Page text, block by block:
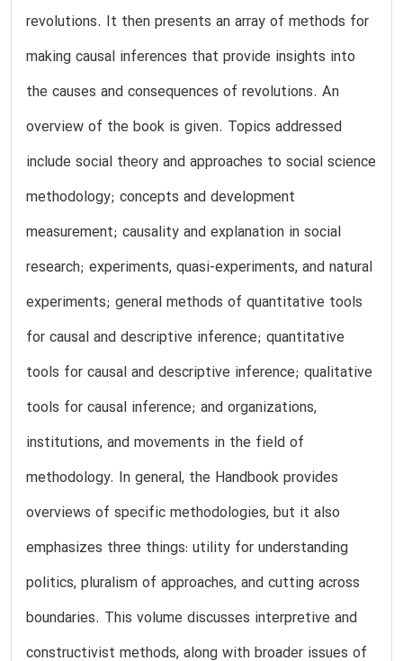
revolutions. It then presents an array of methods for
making causal inferences that provide insights into
the causes and consequences of revolutions. An
overview of the book is given. Topics addressed
include social theory and approaches to social science
methodology; concepts and development
measurement; causality and explanation in social
research; experiments, quasi-experiments, and natural
experiments; general methods of quantitative tools
for causal and descriptive inference; quantitative
tools for causal and descriptive inference; qualitative
tools for causal inference; and organizations,
institutions, and movements in the field of
methodology. In general, the Handbook provides
overviews of specific methodologies, but it also
emphasizes three things: utility for understanding
politics, pluralism of approaches, and cutting across
boundaries. This volume discusses interpretive and
constructivist methods, along with broader issues of